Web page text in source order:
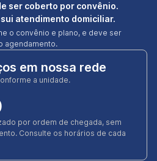
ser coberto por convênio.
atendimento domiciliar.
o convênio e plano, e deve ser
agendamento.
em nossa rede
a unidade.
por ordem de chegada, sem
Consulte os horários de cada